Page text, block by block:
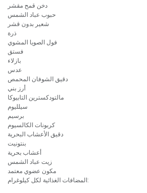
دخن قمح مقشر
حبوب عباد الشمس
شعير بدون قشر
ذرة
فول الصويا المشوي
فستق
بازلاء
عدس
دقيق الشوفان المحمص
أرز بني
مالتودكسترين التابيوكا
سيلليوم
برسيم
كربونات الكالسيوم
دقيق الأعشاب البحرية
بنتونيت
أعشاب بحرية
زيت عباد الشمس
مكون عضوي معتمد
المضافات الغذائية لكل كيلوغرام: